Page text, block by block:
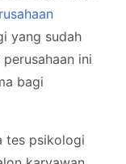
yang sudah
ini
bagi
tes psikologi